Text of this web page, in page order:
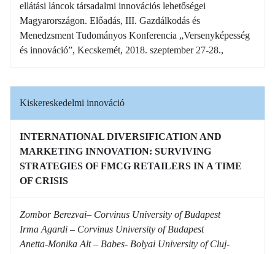
ellátási láncok társadalmi innovációs lehetőségei
Magyarországon. Előadás, III. Gazdálkodás és
Menedzsment Tudományos Konferencia „Versenyképesség
és innováció”, Kecskemét, 2018. szeptember 27-28.,
Kiskereskedelmi innováció
INTERNATIONAL DIVERSIFICATION AND
MARKETING INNOVATION: SURVIVING
STRATEGIES OF FMCG RETAILERS IN A TIME
OF CRISIS
Zombor Berezvai– Corvinus University of Budapest
Irma Agardi – Corvinus University of Budapest
Anetta-Monika Alt – Babes- Bolyai University of Cluj-